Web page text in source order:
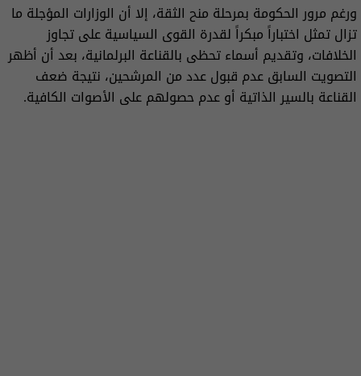
ورغم مرور الحكومة بمرحلة منح الثقة، إلا أن الوزارات المؤجلة ما
تزال تمثل اختباراً مبكراً لقدرة القوى السياسية على تجاوز
الخلافات، وتقديم أسماء تحظى بالقناعة البرلمانية، بعد أن أظهر
التصويت السابق عدم قبول عدد من المرشحين، نتيجة ضعف
القناعة بالسير الذاتية أو عدم حصولهم على الأصوات الكافية.